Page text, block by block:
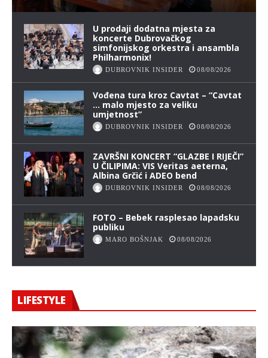
U prodaji dodatna mjesta za
koncerte Dubrovačkog
simfonijskog orkestra i ansambla
Philharmonix!
DUBROVNIK INSIDER 08/08/2026
Vođena tura kroz Cavtat – “Cavtat
… malo mjesto za veliku
umjetnost”
DUBROVNIK INSIDER 08/08/2026
ZAVRŠNI KONCERT “GLAZBE I RIJEČI”
U ČILIPIMA: VIS Veritas aeterna,
Albina Grčić i ADEO bend
DUBROVNIK INSIDER 08/08/2026
FOTO – Bebek rasplesao lapadsku
publiku
MARO BOŠNJAK 08/08/2026
LIFESTYLE